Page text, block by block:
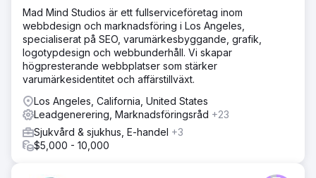
Lösning
Los Angeles SEO Inc genomförde en nationell SEO- och
webbplatsoptimeringsstrategi vägledd av Semrush-data:
Omstrukturerade tjänst- och platsinnehåll för att stödja
nationell sökefterfrågan Optimerade on-page SEO för
sökord för inhemsk bemanning med nationell avsikt
Förbättrade webbplatsens prestanda, användbarhet och
konverteringsvägar för leadgenerering Utnyttjade
Semrush-sökordsundersökningar, webbplatsgranskningar
och konkurrensanalys för att identifiera
rankingmöjligheter i stor skala
Mad Mind Studios är ett fullserviceföretag inom
webbdesign och marknadsföring i Los Angeles,
specialiserat på SEO, varumärkesbyggande, grafik,
logotypdesign och webbunderhåll. Vi skapar
högpresterande webbplatser som stärker
varumärkesidentitet och affärstillväxt.
Los Angeles, California, United States
Leadgenerering, Marknadsföringsråd +23
Sjukvård & sjukhus, E-handel +3
$5,000 - 10,000